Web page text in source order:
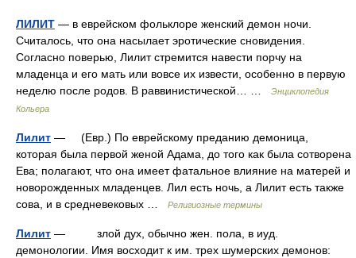
ЛИЛИТ — в еврейском фольклоре женский демон ночи.
Считалось, что она насылает эротические сновидения.
Согласно поверью, Лилит стремится навести порчу на
младенца и его мать или вовсе их извести, особенно в первую
неделю после родов. В раввинистической… …
Энциклопедия
Кольера
Лилит — (Евр.) По еврейскому преданию демоница,
которая была первой женой Адама, до того как была сотворена
Ева; полагают, что она имеет фатальное влияние на матерей и
новорожденных младенцев. Лил есть ночь, а Лилит есть также
сова, и в средневековых …
Религиозные термины
Лилит — злой дух, обычно жен. пола, в иуд.
демонологии. Имя восходит к им. трех шумерских демонов: